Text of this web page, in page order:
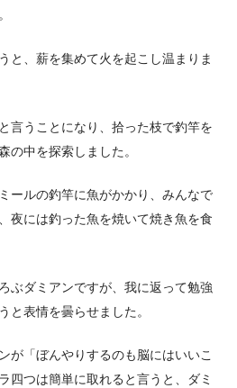
と、薪を集めて火を起こし温まりま
言うことになり、拾った枝で釣竿を
の中を探索しました。
ールの釣竿に魚がかかり、みんなで
夜には釣った魚を焼いて焼き魚を食
ぶダミアンですが、我に返って勉強
と表情を曇らせました。
が「ぼんやりするのも脳にはいいこ
四つは簡単に取れると言うと、ダミ